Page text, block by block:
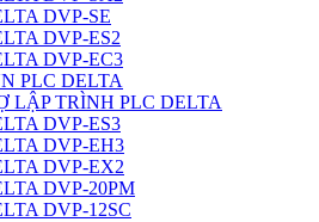
DVP-SE
DVP-ES2
DVP-EC3
PLC DELTA
LẬP TRÌNH PLC DELTA
DVP-ES3
DVP-EH3
DVP-EX2
DVP-20PM
DVP-12SC